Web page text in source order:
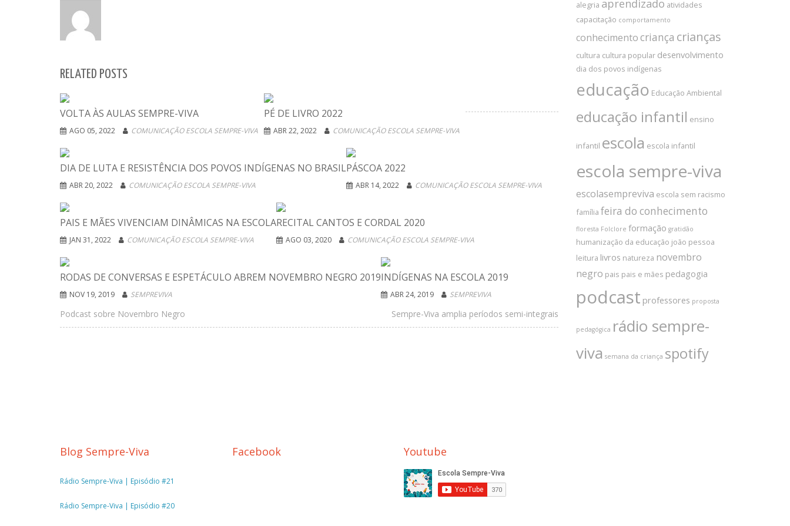
RELATED POSTS
VOLTA ÀS AULAS SEMPRE-VIVA
AGO 05, 2022 COMUNICAÇÃO ESCOLA SEMPRE-VIVA
PÉ DE LIVRO 2022
ABR 22, 2022 COMUNICAÇÃO ESCOLA SEMPRE-VIVA
DIA DE LUTA E RESISTÊNCIA DOS POVOS INDÍGENAS NO BRASIL
ABR 20, 2022 COMUNICAÇÃO ESCOLA SEMPRE-VIVA
PÁSCOA 2022
ABR 14, 2022 COMUNICAÇÃO ESCOLA SEMPRE-VIVA
PAIS E MÃES VIVENCIAM DINÂMICAS NA ESCOLA
JAN 31, 2022 COMUNICAÇÃO ESCOLA SEMPRE-VIVA
RECITAL CANTOS E CORDAL 2020
AGO 03, 2020 COMUNICAÇÃO ESCOLA SEMPRE-VIVA
RODAS DE CONVERSAS E ESPETÁCULO ABREM NOVEMBRO NEGRO 2019
NOV 19, 2019 SEMPREVIVA
INDÍGENAS NA ESCOLA 2019
ABR 24, 2019 SEMPREVIVA
Podcast sobre Novembro Negro Sempre-Viva amplia períodos semi-integrais
alegria aprendizado atividades
capacitação comportamento
conhecimentocriança crianças
cultura cultura popular desenvolvimento
dia dos povos indígenas
educação Educação Ambiental
educação infantil ensino
infantil escola escola infantil
escola sempre-viva
escolasempreviva escola sem racismo
família feira do conhecimento
floresta Folclore formação gratidão
humanização da educação joão pessoa
leitura livros natureza novembro
negro pais pais e mães pedagogia
podcast professores proposta
pedagógica rádio sempre-
viva semana da criança spotify
Blog Sempre-Viva
Rádio Sempre-Viva | Episódio #21
Rádio Sempre-Viva | Episódio #20
Facebook Youtube